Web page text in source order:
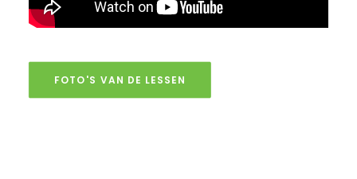
FOTO'S VAN DE LESSEN